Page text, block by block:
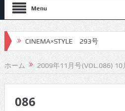
Menu
CINEMA×STYLE 293号
CINEMA×STYLE 292号
CINEMA×STYLE 291号
CINEMA×STYLE 290号
ホーム 2009年11月号(VOL.086) 10
086